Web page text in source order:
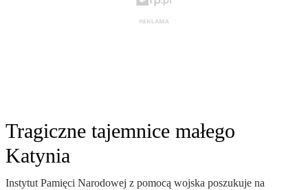
Tragiczne tajemnice małego
Katynia
Instytut Pamięci Narodowej z pomocą wojska poszukuje na